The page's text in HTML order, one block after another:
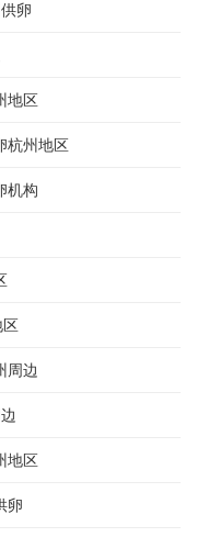
卵
地区
杭州地区
机构
区
周边
地区
卵